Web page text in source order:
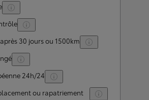
30 jours ou 1500km
24h/24
ou rapatriement